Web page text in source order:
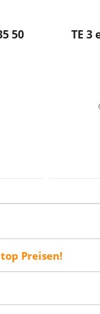
50
TE 3
Preisen!